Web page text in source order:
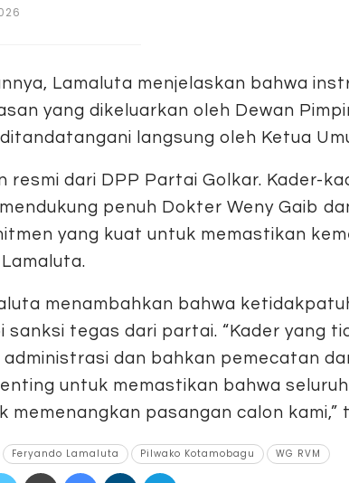
Lamaluta menjelaskan bahwa
yang dikeluarkan oleh Dewan
langsung oleh Ketua
resmi dari DPP Partai Golkar. Kader-
penuh Dokter Weny Gaib
yang kuat untuk memastikan
menambahkan bahwa
sanksi tegas dari partai. “Kader yang
administrasi dan bahkan pemecatan
untuk memastikan bahwa
memenangkan pasangan calon kami,”
Feryando Lamaluta Pilwako Kotamobagu WG RVM